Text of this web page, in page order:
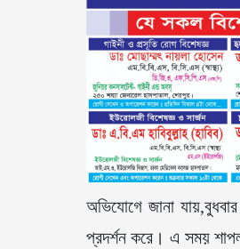
অভিযোগে জানা
প্রদর্শন করে। এ সময়